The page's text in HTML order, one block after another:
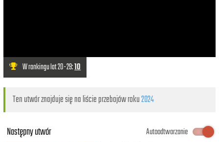
W rankingu lat 20-29:10
Ten utwór znajduje się na liście przebojów roku2024
Następny utwór
Autoodtwarzanie